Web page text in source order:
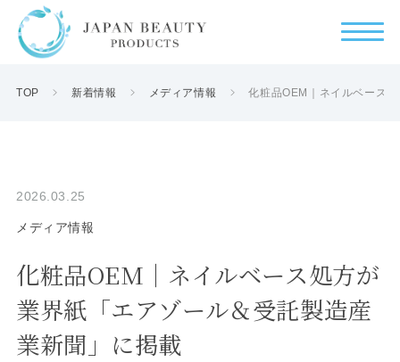
TOP 新着情報 メディア情報 化粧品OEM｜ネイルベース
2026.03.25
メディア情報
化粧品OEM｜ネイルベース処方が
業界紙「エアゾール＆受託製造産
業新聞」に掲載